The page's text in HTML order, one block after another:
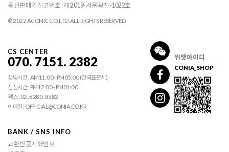
통신판매업신고번호 : 제 2019-서울광진-1022호
© 2022 ACONIC CO.,LTD. ALL RIGHTS RESERVED.
CS CENTER
070. 7151. 2382
상담시간 : AM11:00 - PM05:00 (한국표준시)
점심시간 : PM12:00 - PM01:00
팩스 : 02 . 6280 . 8582
이메일 : OFFICIAL@CONIA.CO.KR
BANK / SNS INFO
교환반품계좌번호
위챗아이디
CONIA_SHOP